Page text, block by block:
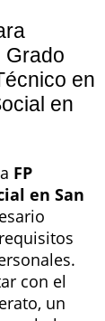
Grado
en
en
FP
en San
con el
un